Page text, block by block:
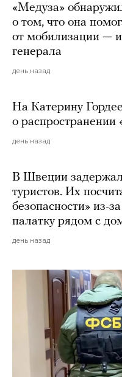
«Медуза»
о том, что она
от мобилизации —
генерала
день назад
На Катерину
о распространении
день назад
В Швеции
туристов. Их
безопасности» из-
палатку рядом с
день назад